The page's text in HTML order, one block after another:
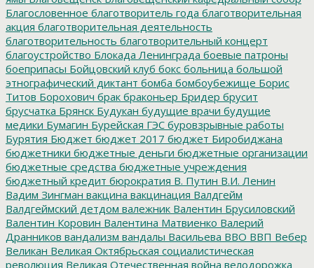
Благословенное благотворитель года благотворительная
акция благотворительная деятельность
благотворительность благотворительный концерт
благоустройство Блокада Ленинграда боевые патроны
боеприпасы Бойцовский клуб бокс больница большой
этнографический диктант бомба бомбоубежище Борис
Титов Борохович брак браконьер Бридер брусит
брусчатка Брянск Будукан будущие врачи будущие
медики Бумагин Бурейская ГЭС буровзрывные работы
Бурятия Бюджет бюджет 2017 бюджет Биробиджана
бюджетники бюджетные деньги бюджетные организации
бюджетные средства бюджетные учреждения
бюджетный кредит бюрократия В. Путин В.И. Ленин
Вадим Зингман вакцина вакцинация Валдгейм
Валдгеймский детдом валежник Валентин Брусиловский
Валентин Коровин Валентина Матвиенко Валерий
Дранников вандализм вандалы Васильева ВВО ВВП Вебер
Великан Великая Октябрьская социалистическая
революция Великая Отечественная война велодорожка